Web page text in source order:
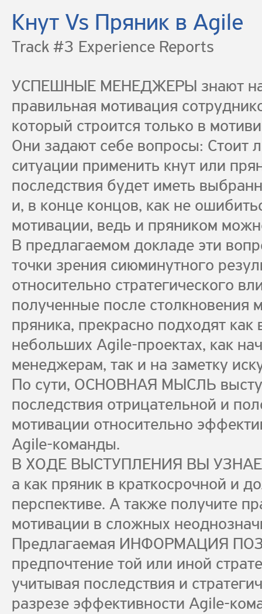
Кнут Vs Пряник в Agile
Track #3 Experience Reports
УСПЕШНЫЕ МЕНЕДЖЕРЫ знают
правильная мотивация
который строится только в
Они задают себе вопросы: Стоит
ситуации применить кнут или
последствия будет иметь
и, в конце концов, как не
мотивации, ведь и пряником
В предлагаемом докладе эти
точки зрения сиюминутного
относительно стратегического
полученные после столкновения
пряника, прекрасно подходят как
небольших Agile-проектах, как
менеджерам, так и на заметку
По сути, ОСНОВНАЯ МЫСЛЬ
последствия отрицательной и
мотивации относительно
Agile-команды.
В ХОДЕ ВЫСТУПЛЕНИЯ ВЫ
а как пряник в краткосрочной и
перспективе. А также получите
мотивации в сложных
Предлагаемая ИНФОРМАЦИЯ
предпочтение той или иной
учитывая последствия и
разрезе эффективности Agile-